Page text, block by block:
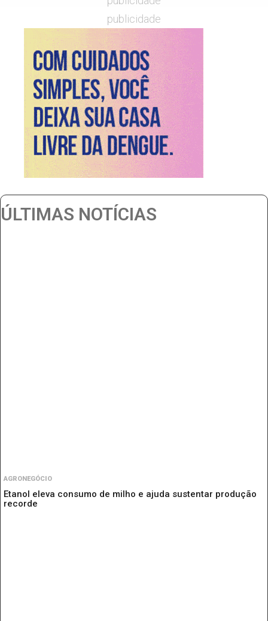
publicidade
ÚLTIMAS NOTÍCIAS
AGRONEGÓCIO
Etanol eleva consumo de milho e ajuda sustentar produção
recorde